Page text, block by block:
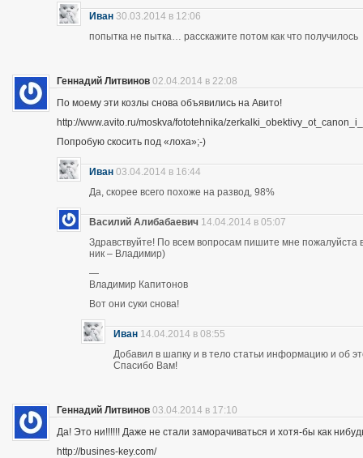
Иван 30.03.2014 в 12:06
попытка не пытка… расскажите потом как что получилось
Геннадий Литвинов 02.04.2014 в 22:08
По моему эти козлы снова объявились на Авито!
http://www.avito.ru/moskva/fototehnika/
Попробую скосить под «лоха»;-)
Иван 03.04.2014 в 16:44
Да, скорее всего похоже на развод, 98%
Василий Алибабаевич 14.04.2014 в 05:07
Здравствуйте! По всем вопросам пишите мне
ник – Владимир)
—
Владимир Капитонов
Вот они суки снова!
Иван 14.04.2014 в 08:55
Добавил в шапку и в тело статьи информацию и об
Спасибо Вам!
Геннадий Литвинов 03.04.2014 в 17:10
Да! Это ни!!!!!! Даже не стали заморачиваться и хотя-бы как
http://busines-key.com/